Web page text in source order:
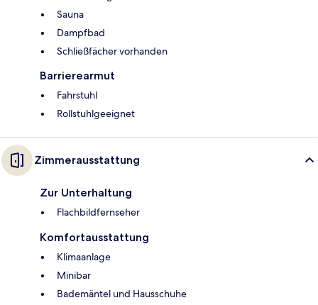
Sauna
Dampfbad
Schließfächer vorhanden
Barrierearmut
Fahrstuhl
Rollstuhlgeeignet
Zimmerausstattung
Zur Unterhaltung
Flachbildfernseher
Komfortausstattung
Klimaanlage
Minibar
Bademäntel und Hausschuhe